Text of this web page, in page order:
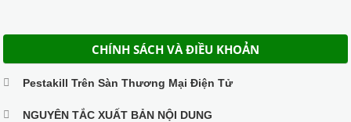
CHÍNH SÁCH VÀ ĐIỀU KHOẢN
Pestakill Trên Sàn Thương Mại Điện Tử
NGUYÊN TẮC XUẤT BẢN NỘI DUNG